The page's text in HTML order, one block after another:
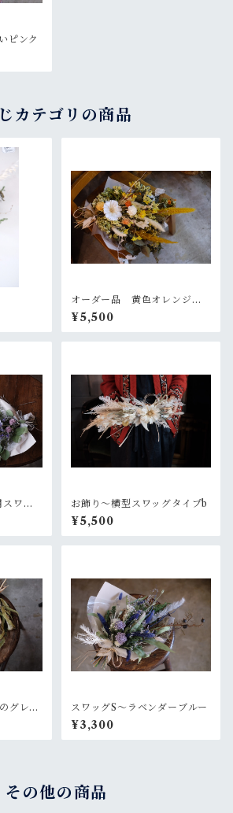
ピンク
カテゴリの商品
オーダー品 黄色オレンジの
大きめスワッグ
¥5,500
ワッ
お飾り〜横型スワッグタイプb
¥5,500
グレー
スワッグS〜ラベンダーブルー
¥3,300
その他の商品